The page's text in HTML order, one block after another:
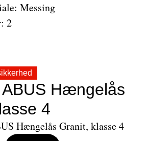
Messing
2
Hængelås
4